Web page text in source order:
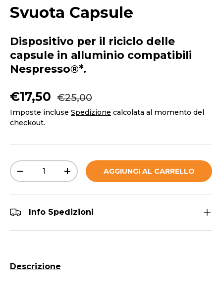
Svuota Capsule
Dispositivo per il riciclo delle
capsule in alluminio compatibili
Nespresso®*.
Prezzo di vendita
€17,50 Prezzo normale
€25,00
Imposte incluse Spedizione calcolata al momento del
checkout.
Q.tà
DIMINUIRE LA QUANTITÀAUMENTA LA QUANTITÀ
AGGIUNGI AL CARRELLO
Info Spedizioni
Descrizione